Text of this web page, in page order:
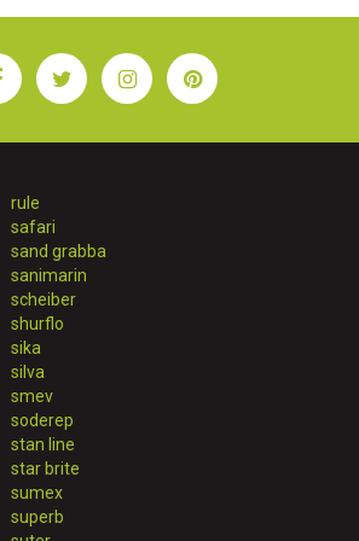
FacebookTwitterInstagramPinterest
rule
safari
sand grabba
sanimarin
scheiber
shurflo
sika
silva
smev
soderep
stan line
star brite
sumex
superb